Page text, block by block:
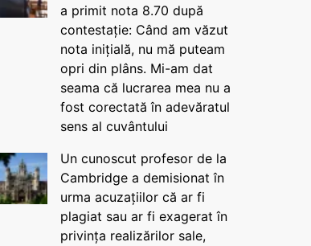
a primit nota 8.70 după
contestație: Când am văzut
nota inițială, nu mă puteam
opri din plâns. Mi-am dat
seama că lucrarea mea nu a
fost corectată în adevăratul
sens al cuvântului
Un cunoscut profesor de la
Cambridge a demisionat în
urma acuzațiilor că ar fi
plagiat sau ar fi exagerat în
privința realizărilor sale,